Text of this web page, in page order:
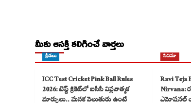
మీకు ఆసక్తి కలిగించే వార్తలు
క్రీడలు
ICC Test Cricket Pink Ball Rules
2026: టెస్ట్ క్రికెట్‌లో ఐసీసీ విప్లవాత్మక
మార్పులు.. మసక వెలుతురు ఉంటే
సినిమా
Ravi Teja
Nirvana:
ఎమోషనల్